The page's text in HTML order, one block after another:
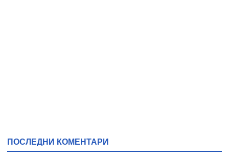
ПОСЛЕДНИ КОМЕНТАРИ